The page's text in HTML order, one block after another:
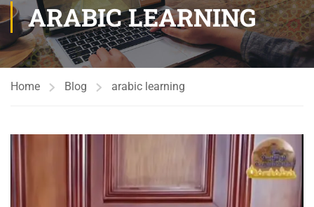
ARABIC LEARNING
Home Blog arabic learning